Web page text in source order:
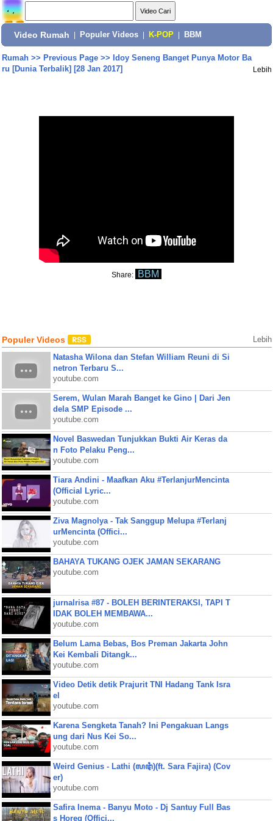
Video Rumah Populer Videos K-POP BBM
Rumah>> Previous Page>> Idoy Seneng Banget Punya Motor Ba
ru [Dunia Terbalik] [28 Jan 2017]
Lebih
Share: BBM
Populer Videos Lebih
Natasha Wilona dan Stefan William Reuni di Si
netron Terbaru S...
youtube.com
Serem, Wulan Marah Banget ke Gino | Dari Jen
dela SMP Episode ...
youtube.com
Novel Baswedan Tunjukkan Bukti Air Keras da
n Foto Pelaku Peng...
youtube.com
Tiara Andini - Maafkan Aku #TerlanjurMencinta
(Official Lyric...
youtube.com
Ziva Magnolya - Tak Sanggup Melupa #Terlanj
urMencinta (Offici...
youtube.com
BAHAYA TUKANG OJEK JAMAN SEKARANG
youtube.com
jurnalrisa #87 - BOLEH BERINTERAKSI, TAPI T
IDAK BOLEH MEMBAWA...
youtube.com
Belum Lama Bebas, Bos Preman Jakarta John
Kei Kembali Ditangk...
youtube.com
Video Detik detik Prajurit TNI Hadang Tank Isra
el
youtube.com
Karena Sengketa Tanah? Ini Pengakuan Langs
ung dari Nus Kei So...
youtube.com
Weird Genius - Lathi (ꦭꦛꦶ)(ft. Sara Fajira) (Cov
er)
youtube.com
Safira Inema - Banyu Moto - Dj Santuy Full Bas
s Horeg (Offici...